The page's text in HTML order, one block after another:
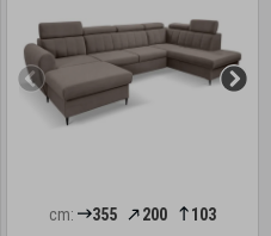
cm: 355 200
103